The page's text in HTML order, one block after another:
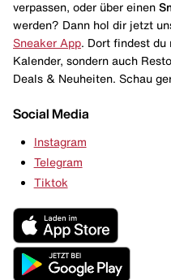
verpassen, oder über einen
werden? Dann hol dir jetzt
Sneaker App . Dort findest
Kalender, sondern auch
Deals & Neuheiten. Schau
Social Media
Instagram
Telegram
Tiktok